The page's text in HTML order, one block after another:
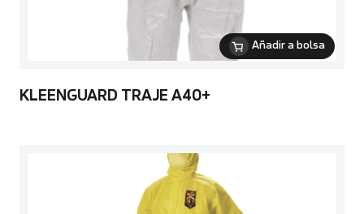
Añadir a bolsa
KLEENGUARD TRAJE A40+